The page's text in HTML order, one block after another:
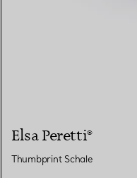
Elsa Peretti®
Thumbprint Schale